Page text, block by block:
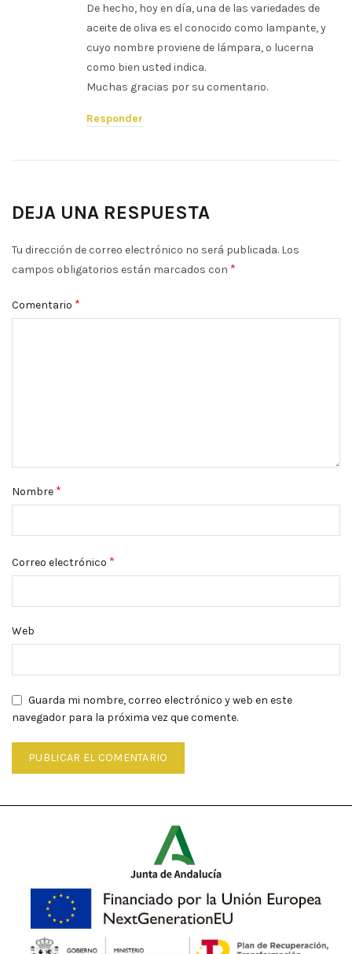
De hecho, hoy en día, una de las variedades de
aceite de oliva es el conocido como lampante, y
cuyo nombre proviene de lámpara, o lucerna
como bien usted indica.
Muchas gracias por su comentario.
Responder
DEJA UNA RESPUESTA
Tu dirección de correo electrónico no será publicada. Los
campos obligatorios están marcados con *
Comentario *
Nombre *
Correo electrónico *
Web
Guarda mi nombre, correo electrónico y web en este
navegador para la próxima vez que comente.